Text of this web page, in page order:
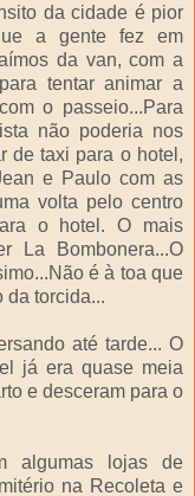
da cidade é pior
a gente fez em
da van, com a
tentar animar a
o passeio...Para
não poderia nos
de taxi para o hotel,
e Paulo com as
volta pelo centro
o hotel. O mais
La Bombonera...O
é à toa que
da torcida...
até tarde... O
já era quase meia
e desceram para o
algumas lojas de
na Recoleta e